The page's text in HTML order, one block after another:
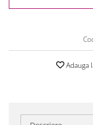
Adauga